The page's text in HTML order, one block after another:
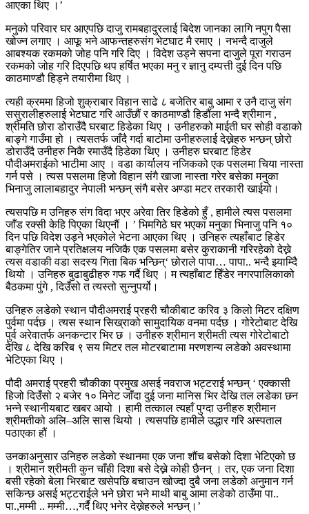
आएका थिए ।’
मनुको परिवार घर आएपछि दाजु रामबहादुरलाई बिदेश जानका लागि नपुग पैसा
खोज्न लगाए । आफू भने आफन्तहरुसंग भेटघाट मै रमाए । नभन्दै दाजुले
आबश्यक रकमको जोह पनि गरि दिए । विदेश उड्ने सपना दाजुले पूरा गराउन
रकमको जोह गरि दिएपछि थप हर्षित भएका मनु र ज्ञानु दम्पत्ती दुई दिन पछि
काठमाण्डौ हिड्ने तयारीमा थिए ।
त्यही क्रममा हिजो शुक्राबार विहान साढे ८ बजेतिर बाबु आमा र उनै दाजु संग
ससुरालीहरुलाई भेटघाट गरि आउँछौं र काठमाण्डौ हिडौंला भन्दै श्रीमान ,
श्रीमति छोरा डोराउँदै घरबाट हिडेका थिए । उनीहरुको माईती घर सोही वडाको
बाङ्गे गाउँमा हो । त्यसतर्फ जाँदै गर्दा बाटोमा उनीहरुलाई देख्नेहरु भन्छन् छोरो
डोराउँदै उनीहरु निकै रमाउँदै हिडेका थिए । उनीहरु घरबाट हिडेर
पौदीअमराईको भाटीमा आए । वडा कार्यालय नजिकको एक पसलमा चिया नास्ता
गर्न पसे । त्यस पसलमा हिजो विहान संगै खाजा नास्ता गरेर बसेका मनुका
भिनाजु लालाबहादुर नेपाली भन्छन् संगै बसेर अण्डा मटर तरकारी खाईयो।
त्यसपछि म उनिहरु संग विदा भएर अरेवा तिर हिडेको हुँ , हामीले त्यस पसलमा
जाँड रक्सी केहि पिएका थिएनौं । ’ भिमगिठे घर भएका मनुका भिनाजु पनि १०
दिन पछि विदेश उड्ने भएकोले भेटना आएका थिए । उनिहरु त्यहाँबाट हिडेर
बाङ्गेतिर जाने प्रतिक्षलय नजिकै एक पसलमा बसेर कुराकानी गरिरहेको देख्ने
त्यस वडाकी वडा सदस्य गिता बिक भन्छिन्‘ छोराले पापा… पापा.. भन्दै झ्याम्दिै
थियो । उनिहरु बुढाबुढीहरु गफ गर्दै थिए । म त्यहाँबाट हिँडेर नगरपालिकाको
बैठकमा पुंगे , दिउँसो त त्यस्तो सुन्नुपर्यो।
उनिहरु लडेको स्थान पौदीअमराई प्रहरी चौकीबाट करिव ३ किलो मिटर दक्षिण
पुर्वमा पर्दछ । त्यस स्थान सिख्राको सामुदायिक वनमा पर्दछ । गोरेटोबाट देखि
पुर्व अरेवातर्फ अनकन्टार भिर छ । उनीहरु श्रीमान श्रीमती त्यस गोरेटोबाटो
देखि ८ देखि करिब ९ सय मिटर तल मोटरबाटामा मरणशन्य लडेको अवस्थामा
भेटिएका थिए ।
पौदी अमराई प्रहरी चौकीका प्रमुख असई नवराज भट्टराई भन्छन् ‘ एक्कासी
हिजो दिउँसो २ बजेर १० मिनेट जाँदा दुई जना मानिस भिर देखि तल लडेका छन
भन्ने स्थानीयबाट खबर आयो । हामी तत्काल त्यहाँ पुग्दा उनीहरु श्रीमान
श्रीमतीको अलि–अलि सास थियो । त्यसपछि हामीले उद्धार गरि अस्पताल
पठाएका हौं ।
उनकाअनुसार उनिहरु लडेको स्थानमा एक जना शौंच बसेको दिशा भेटिएको छ
। श्रीमान श्रीमती कुन चाँही दिशा बसे देख्ने कोही छैनन् । तर, एक जना दिशा
बसी रहेको बेला भिरबाट खसेपछि बचाउन खोज्दा दुबै जना लडेको अनुमान गर्न
सकिन्छ असई भट्टराईले भने छोरा भने माथी बाबु आमा लडेको ठाउँमा पा..
पा.,मम्मी .. मम्मी…,गर्दै थिए भनेर देख्नेहरुले भन्छन्।’